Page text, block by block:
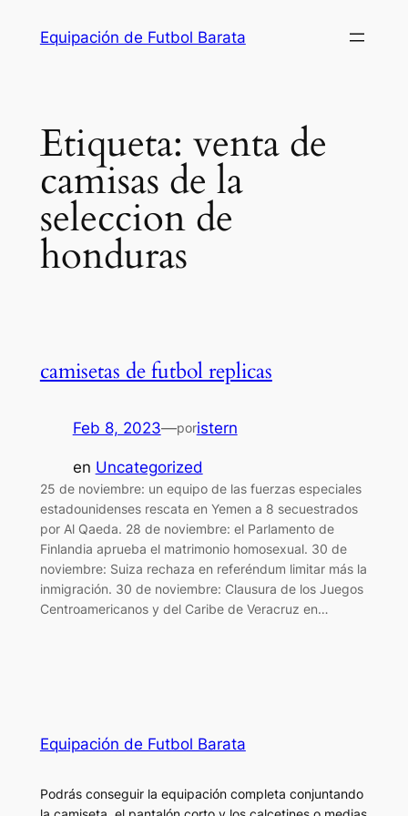
Equipación de Futbol Barata
Etiqueta: venta de
camisas de la
seleccion de
honduras
camisetas de futbol replicas
Feb 8, 2023—poristern
en Uncategorized
25 de noviembre: un equipo de las fuerzas especiales
estadounidenses rescata en Yemen a 8 secuestrados
por Al Qaeda. 28 de noviembre: el Parlamento de
Finlandia aprueba el matrimonio homosexual. 30 de
noviembre: Suiza rechaza en referéndum limitar más la
inmigración. 30 de noviembre: Clausura de los Juegos
Centroamericanos y del Caribe de Veracruz en…
Equipación de Futbol Barata
Podrás conseguir la equipación completa conjuntando